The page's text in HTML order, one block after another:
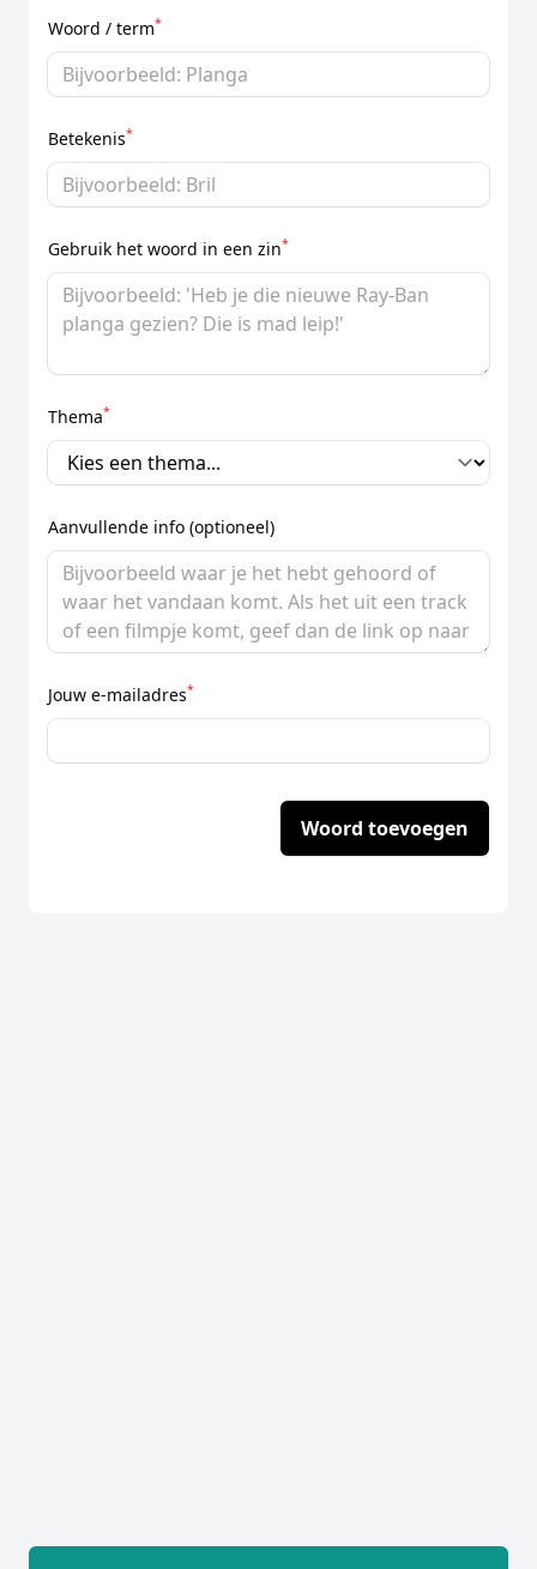
Woord / term*
Betekenis*
Gebruik het woord in een zin*
Thema*
Aanvullende info (optioneel)
Jouw e-mailadres*
Woord toevoegen